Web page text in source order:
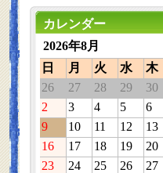
カレンダー
2026年8月
日
月 火 水 木
26
27 28 29 30
2
3 4 5 6
9
10 11 12 13
16
17 18 19 20
23
24 25 26 27